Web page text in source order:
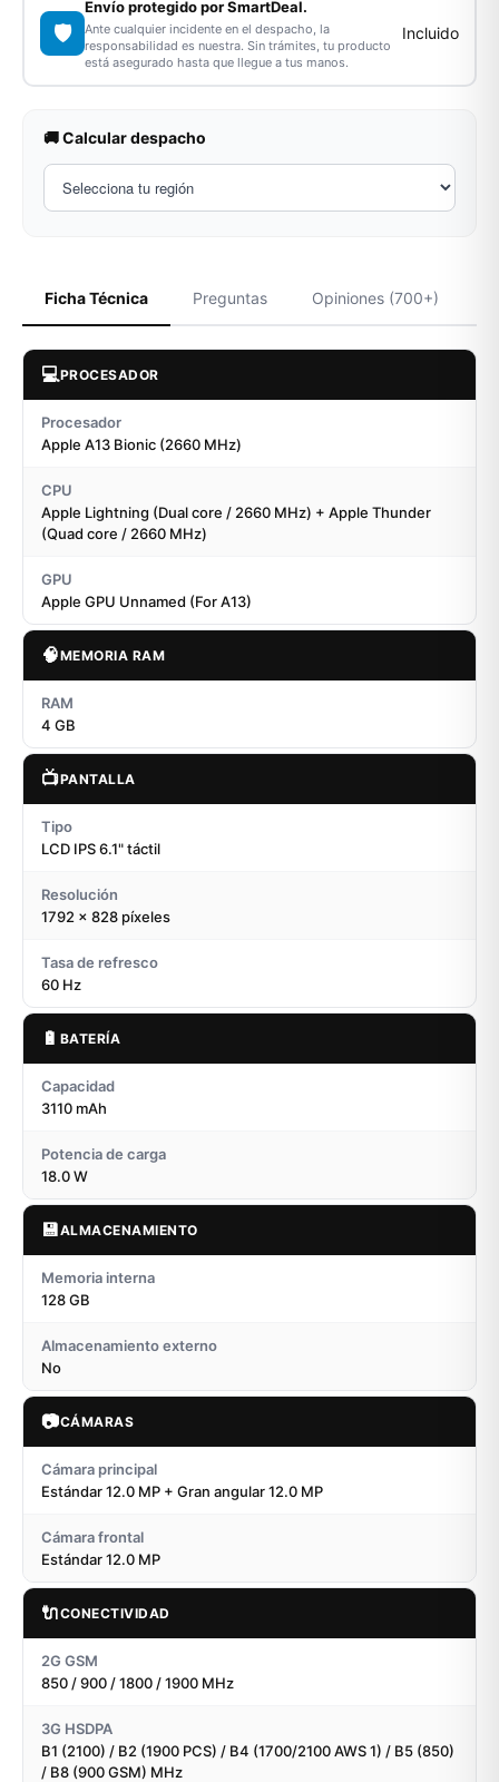
🛡️
Envío protegido por SmartDeal.
Ante cualquier incidente en el despacho, la
responsabilidad es nuestra. Sin trámites, tu producto
está asegurado hasta que llegue a tus manos.
Incluido
🚚 Calcular despacho
Ficha Técnica Preguntas Opiniones (700+)
💻PROCESADOR
Procesador
Apple A13 Bionic (2660 MHz)
CPU
Apple Lightning (Dual core / 2660 MHz) + Apple Thunder
(Quad core / 2660 MHz)
GPU
Apple GPU Unnamed (For A13)
🧠MEMORIA RAM
RAM
4 GB
📺PANTALLA
Tipo
LCD IPS 6.1" táctil
Resolución
1792 x 828 píxeles
Tasa de refresco
60 Hz
🔋 BATERÍA
Capacidad
3110 mAh
Potencia de carga
18.0 W
💾ALMACENAMIENTO
Memoria interna
128 GB
Almacenamiento externo
No
📷CÁMARAS
Cámara principal
Estándar 12.0 MP + Gran angular 12.0 MP
Cámara frontal
Estándar 12.0 MP
🔌CONECTIVIDAD
2G GSM
850 / 900 / 1800 / 1900 MHz
3G HSDPA
B1 (2100) / B2 (1900 PCS) / B4 (1700/2100 AWS 1) / B5 (850)
/ B8 (900 GSM) MHz